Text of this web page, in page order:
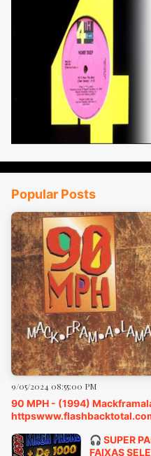
Popular Posts
90 MPH - (1994)
9/05/2024 08:55:00 PM
🎧 SUPER
FAIXAS